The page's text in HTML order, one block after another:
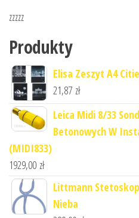
zzzzz
Produkty
Elisa Zeszyt A4
21,87 zł
Leica Midi 8/33
Betonowych W
(MIDI833)
1929,00 zł
Littmann
Nieba